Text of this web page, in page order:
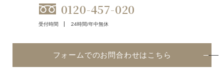
0120-457-020
受付時間 24時間/年中無休
フォームでのお問合わせはこちら